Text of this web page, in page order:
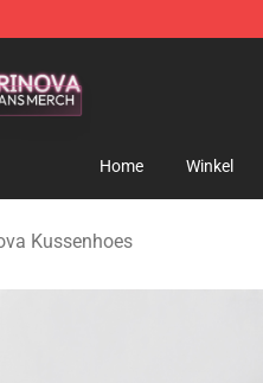
Home Winkel
Kussenhoes